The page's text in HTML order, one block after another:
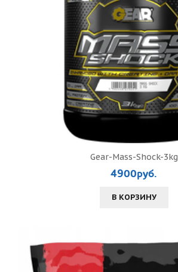
Gear-Mass-Shock-3kg
4900руб.
В КОРЗИНУ